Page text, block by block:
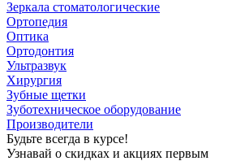
Зеркала стоматологические
Ортопедия
Оптика
Ортодонтия
Ультразвук
Хирургия
Зубные щетки
Зуботехническое оборудование
Производители
Будьте всегда в курсе!
Узнавай о скидках и акциях первым